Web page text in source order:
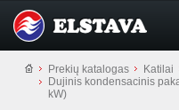
Prekių katalogas Katilai
Dujinis kondensacinis
kW)